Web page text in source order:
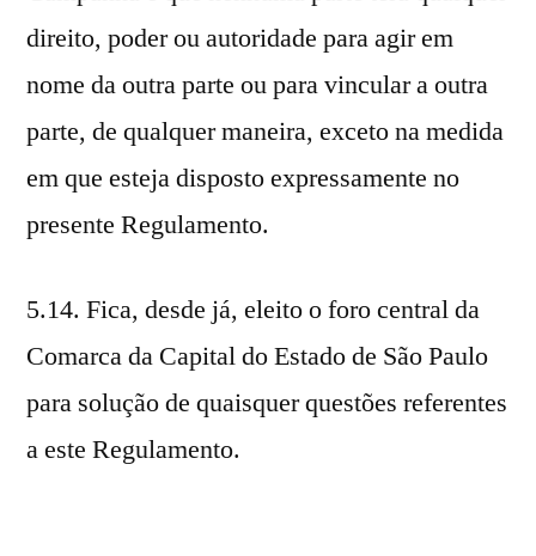
direito, poder ou autoridade para agir em
nome da outra parte ou para vincular a outra
parte, de qualquer maneira, exceto na medida
em que esteja disposto expressamente no
presente Regulamento.
5.14. Fica, desde já, eleito o foro central da
Comarca da Capital do Estado de São Paulo
para solução de quaisquer questões referentes
a este Regulamento.